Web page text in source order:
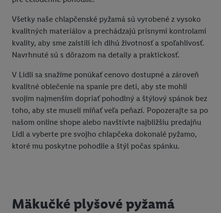
Všetky naše chlapčenské pyžamá sú vyrobené z vysoko
kvalitných materiálov a prechádzajú prísnymi kontrolami
kvality, aby sme zaistili ich dlhú životnosť a spoľahlivosť.
Navrhnuté sú s dôrazom na detaily a praktickosť.
V Lidli sa snažíme ponúkať cenovo dostupné a zároveň
kvalitné oblečenie na spanie pre deti, aby ste mohli
svojim najmenším dopriať pohodlný a štýlový spánok bez
toho, aby ste museli míňať veľa peňazí. Popozerajte sa po
našom online shope alebo navštívte najbližšiu predajňu
Lidl a vyberte pre svojho chlapčeka dokonalé pyžamo,
ktoré mu poskytne pohodlie a štýl počas spánku.
Mäkučké plyšové pyžamá